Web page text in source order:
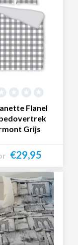
materiaal?
,katoen,
terecht.
Flanel
Grijs
€29,95
product